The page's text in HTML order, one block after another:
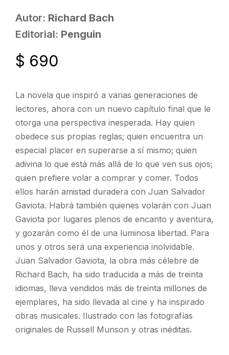
Autor: Richard Bach
Editorial: Penguin
$ 690
La novela que inspiró a varias generaciones de
lectores, ahora con un nuevo capítulo final que le
otorga una perspectiva inesperada. Hay quien
obedece sus propias reglas; quien encuentra un
especial placer en superarse a sí mismo; quien
adivina lo que está más allá de lo que ven sus ojos;
quien prefiere volar a comprar y comer. Todos
ellos harán amistad duradera con Juan Salvador
Gaviota. Habrá también quienes volarán con Juan
Gaviota por lugares plenos de encanto y aventura,
y gozarán como él de una luminosa libertad. Para
unos y otros será una experiencia inolvidable.
Juan Salvador Gaviota, la obra más célebre de
Richard Bach, ha sido traducida a más de treinta
idiomas, lleva vendidos más de treinta millones de
ejemplares, ha sido llevada al cine y ha inspirado
obras musicales. Ilustrado con las fotografías
originales de Russell Munson y otras inéditas.